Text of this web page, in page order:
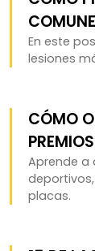
En este
lesiones
CÓMO
Aprende a
placas.